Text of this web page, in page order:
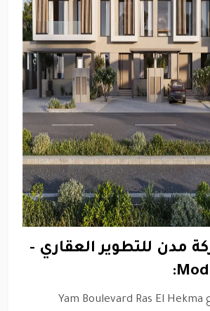
مدن للتطوير العقاري -
يتم تطوير مشروع Yam Boulevard Ras El Hekma